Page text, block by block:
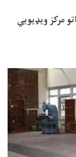
مرکز ویډیويي